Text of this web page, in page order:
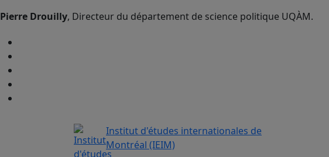
Pierre Drouilly, Directeur du département de science politique UQÀM.
Institut d'études internationales de
Montréal (IEIM)